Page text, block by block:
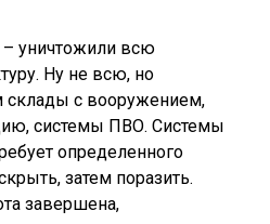
– уничтожили всю
Ну не всю, но
склады с вооружением,
системы ПВО. Системы
определенного
затем поразить.
завершена,